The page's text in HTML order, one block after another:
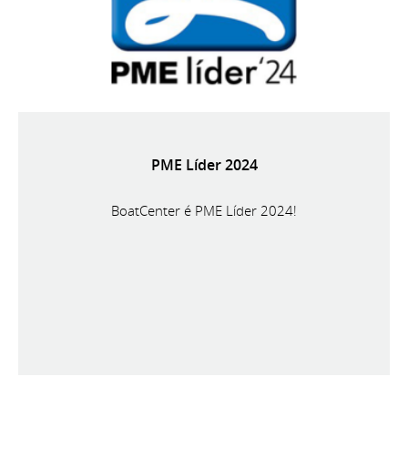
PME Líder 2024
BoatCenter é PME Líder 2024!